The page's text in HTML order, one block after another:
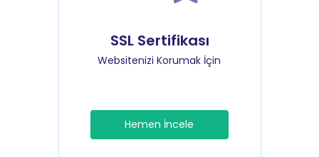
SSL Sertifikası
Websitenizi Korumak İçin
Hemen İncele